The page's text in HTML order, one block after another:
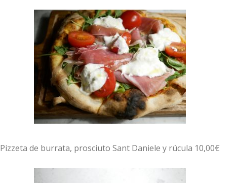
Pizzeta de burrata, prosciuto Sant Daniele y rúcula 10,00€